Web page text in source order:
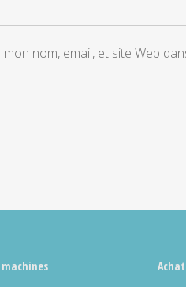
mon nom, email, et site Web